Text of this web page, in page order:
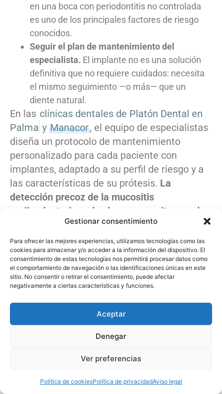
Gestionar consentimiento
Para ofrecer las mejores experiencias, utilizamos tecnologías como las
cookies para almacenar y/o acceder a la información del dispositivo. El
consentimiento de estas tecnologías nos permitirá procesar datos como
el comportamiento de navegación o las identificaciones únicas en este
sitio. No consentir o retirar el consentimiento, puede afectar
negativamente a ciertas características y funciones.
Aceptar
Denegar
Ver preferencias
Política de cookiesPolítica de privacidadAviso legal
en una boca con periodontitis no controlada
es uno de los principales factores de riesgo
conocidos.
Seguir el plan de mantenimiento del
especialista. El implante no es una solución
definitiva que no requiere cuidados: necesita
el mismo seguimiento —o más— que un
diente natural.
En las clínicas dentales de Platón Dental en
Palma y Manacor, el equipo de especialistas
diseña un protocolo de mantenimiento
personalizado para cada paciente con
implantes, adaptado a su perfil de riesgo y a
las características de su prótesis. La
detección precoz de la mucositis
periimplantaria es la clave para evitar que la
enfermedad progresea estadios que
requieren cirugía.
Preguntas frecuentes sobre la
periimplantitis
¿Cuánto tiempo tarda en aparecer la
periimplantitis?
No hay un plazo fijo. Puede desarrollarse
meses después de la colocación del implante
aparición no es el tiempo, sino la